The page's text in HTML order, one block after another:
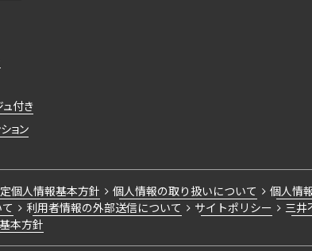
付き
ョン
個人情報基本方針 個人情報の取り扱いについて
個人情
利用者情報の外部送信について サイトポリシー
三井
本方針